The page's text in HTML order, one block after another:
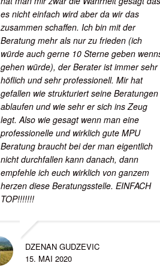
es nicht einfach wird aber da wir das
zusammen schaffen. Ich bin mit der
Beratung mehr als nur zu frieden (ich
würde auch gerne 10 Sterne geben
gehen würde), der Berater ist immer sehr
höflich und sehr professionell. Mir hat
gefallen wie strukturiert seine Beratungen
ablaufen und wie sehr er sich ins Zeug
legt. Also wie gesagt wenn man eine
professionelle und wirklich gute MPU
Beratung braucht bei der man eigentlich
nicht durchfallen kann danach, dann
empfehle ich euch wirklich von ganzem
herzen diese Beratungsstelle. EINFACH
TOP!!!!!!!
DZENAN GUDZEVIC
15. MAI 2020